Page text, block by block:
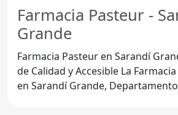
Farmacia Pasteur -
Grande
Farmacia Pasteur en Sarandí
de Calidad y Accesible La Farmacia Pasteur, ubicada
en Sarandí Grande,